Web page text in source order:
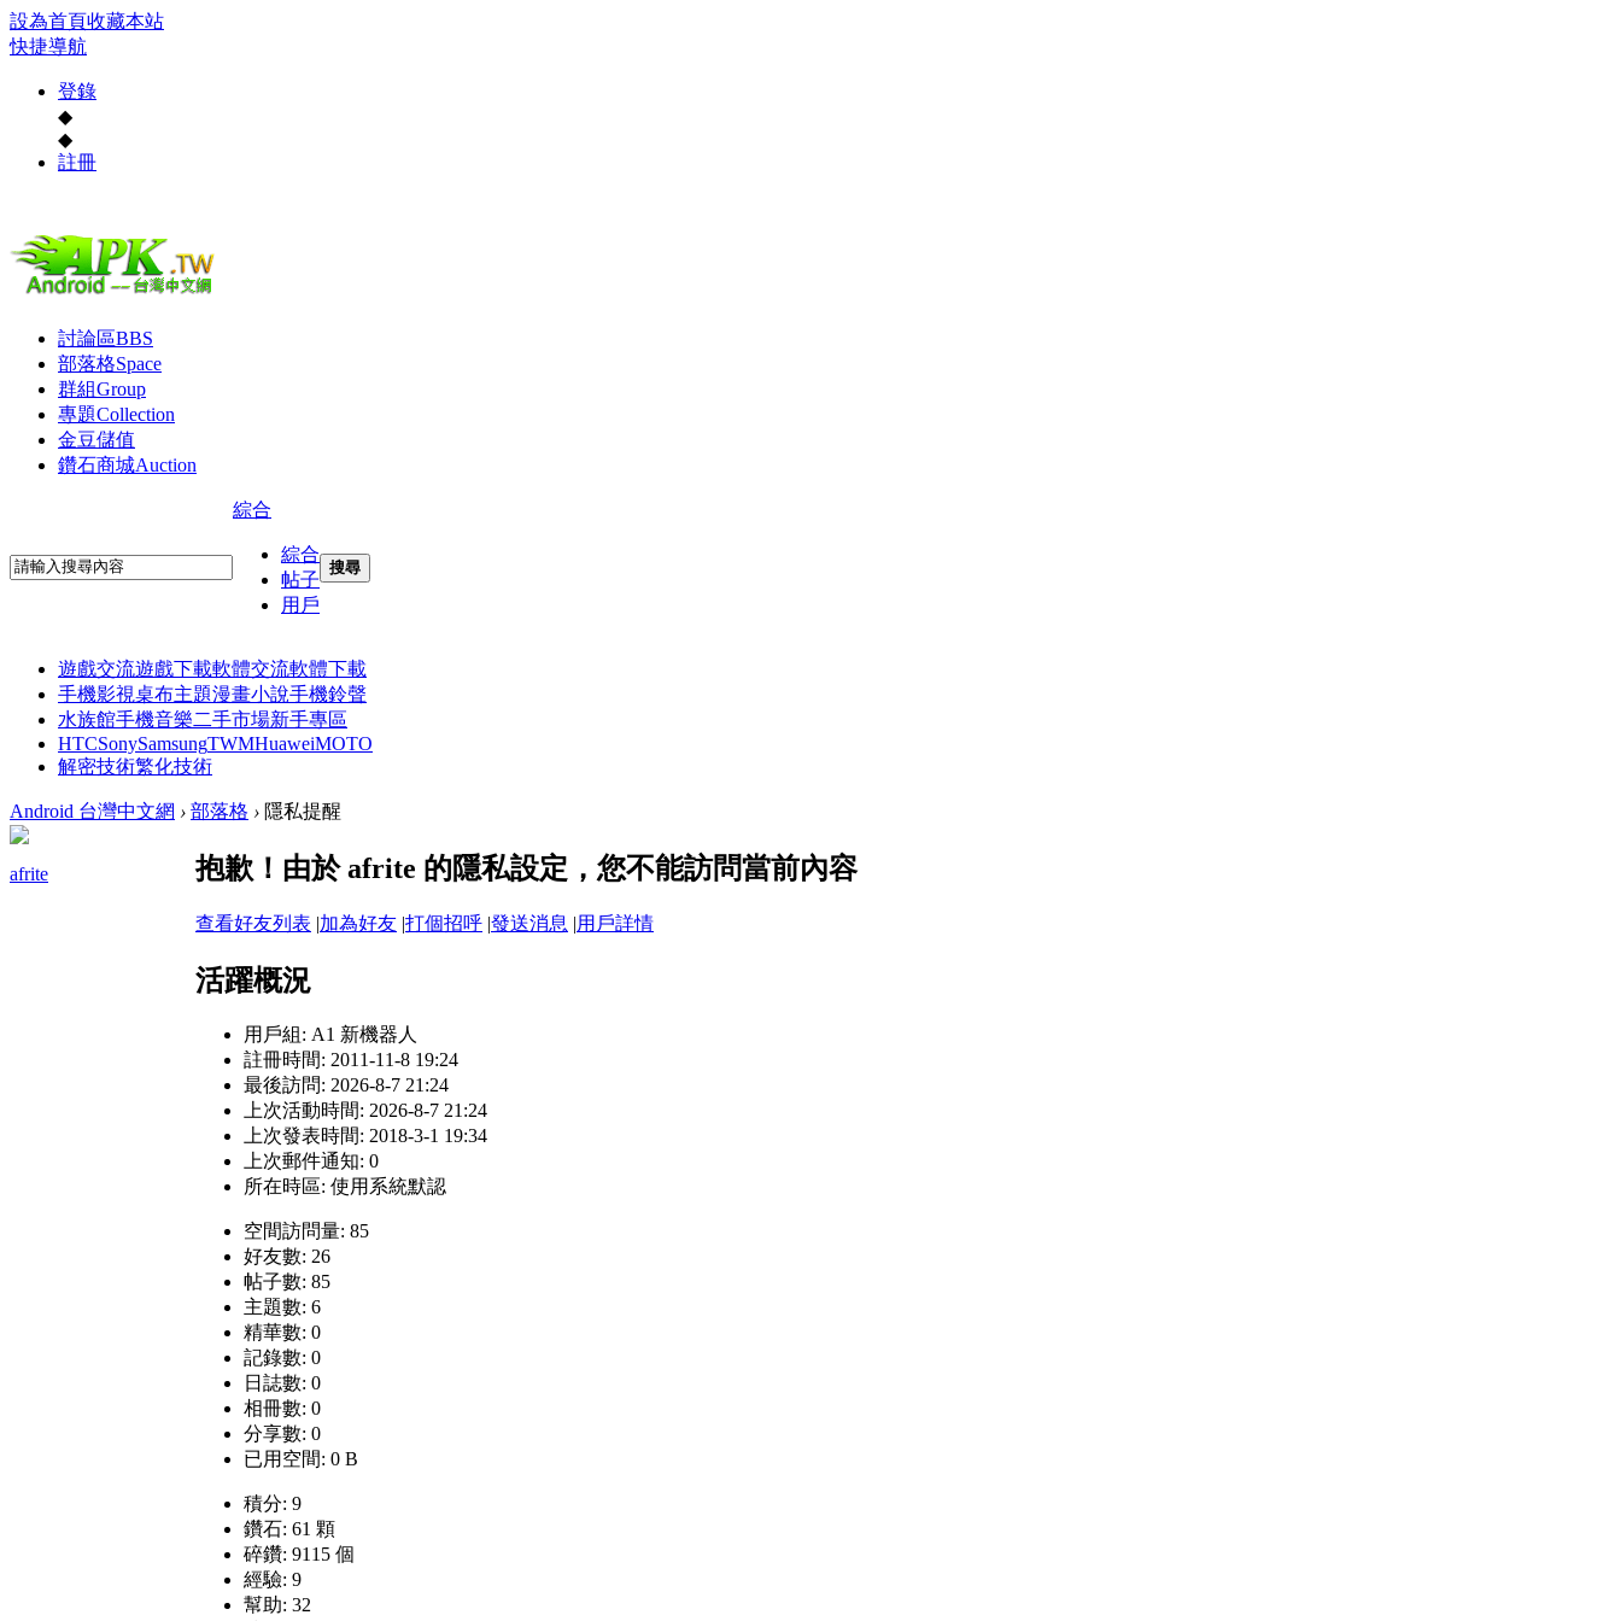
設為首頁收藏本站
快捷導航
登錄
◆
◆
註冊
討論區BBS
部落格Space
群組Group
專題Collection
金豆儲值
鑽石商城Auction
綜合
綜合
帖子
用戶
搜尋
遊戲交流遊戲下載軟體交流軟體下載
手機影視桌布主題漫畫小說手機鈴聲
水族館手機音樂二手市場新手專區
HTCSonySamsungTWMHuaweiMOTO
解密技術繁化技術
Android 台灣中文網 › 部落格 › 隱私提醒
afrite 抱歉！由於 afrite 的隱私設定，您不能訪問當前內容
查看好友列表 |加為好友 |打個招呼 |發送消息 |用戶詳情
活躍概況
用戶組: A1 新機器人
註冊時間: 2011-11-8 19:24
最後訪問: 2026-8-7 21:24
上次活動時間: 2026-8-7 21:24
上次發表時間: 2018-3-1 19:34
上次郵件通知: 0
所在時區: 使用系統默認
空間訪問量: 85
好友數: 26
帖子數: 85
主題數: 6
精華數: 0
記錄數: 0
日誌數: 0
相冊數: 0
分享數: 0
已用空間: 0 B
積分: 9
鑽石: 61 顆
碎鑽: 9115 個
經驗: 9
幫助: 32